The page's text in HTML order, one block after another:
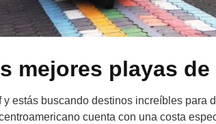
mejores playas
y estás buscando destinos increíbles para
cuenta con una costa